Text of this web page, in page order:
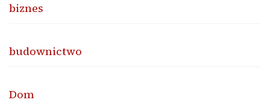
biznes
budownictwo
Dom